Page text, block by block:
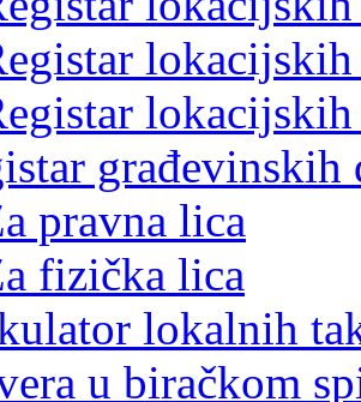
građevinskih
pravna lica
fizička lica
lokalnih
u biračkom